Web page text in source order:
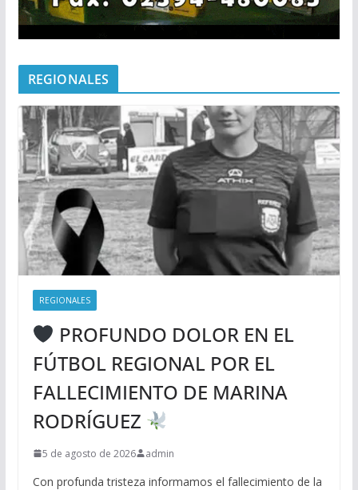
REGIONALES
REGIONALES
PROFUNDO DOLOR EN EL
FÚTBOL REGIONAL POR EL
FALLECIMIENTO DE MARINA
RODRÍGUEZ
5 de agosto de 2026 admin
Con profunda tristeza informamos el fallecimiento de la